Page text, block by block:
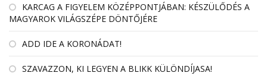
KARCAG A FIGYELEM KÖZÉPPONTJÁBAN: KÉSZÜLŐDÉS A
MAGYAROK VILÁGSZÉPE DÖNTŐJÉRE
ADD IDE A KORONÁDAT!
SZAVAZZON, KI LEGYEN A BLIKK KÜLÖNDÍJASA!